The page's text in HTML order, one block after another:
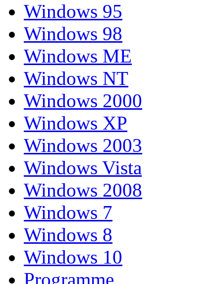
Windows 95
Windows 98
Windows ME
Windows NT
Windows 2000
Windows XP
Windows 2003
Windows Vista
Windows 2008
Windows 7
Windows 8
Windows 10
Programme